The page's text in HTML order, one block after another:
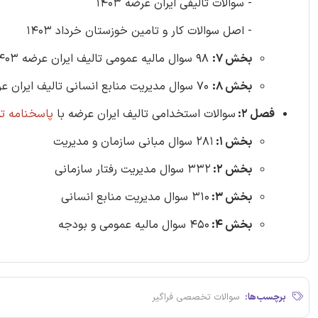
- اصل سوالات کار و تامین خوزستان خرداد 1403
بخش 7:
بخش 8:
فصل 2:
سوالات استخدامی تالیف ایران عرضه با پاسخنامه
بخش 1:
281 سوال مبانی سازمان و مدیریت
بخش 2:
332 سوال مدیریت رفتار سازمانی
بخش 3:
310 سوال مدیریت منابع انسانی
بخش 4:
450 سوال مالیه عمومی و بودجه
برچسب‌ها: سوالات تخصصی فراگیر